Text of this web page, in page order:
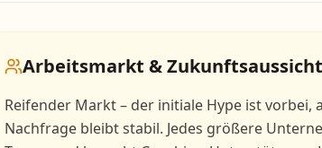
Arbeitsmarkt &
Reifender Markt – der initiale Hype ist vorbei,
Nachfrage bleibt stabil. Jedes größere